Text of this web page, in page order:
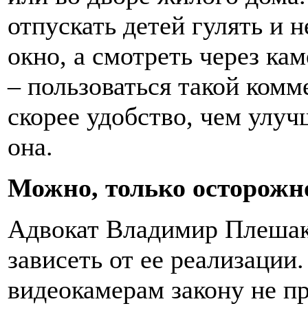
отпускать детей гулять и
окно, а смотреть через
– пользоваться такой
скорее удобство, чем
она.
Можно, только
Адвокат Владимир
зависеть от ее
видеокамерам закону не